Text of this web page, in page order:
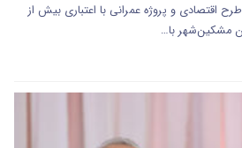
در سومین روز از دهه فجر، ۱۰۸ طرح اقتصادی و پروژه عمرانی با اعتباری بیش از